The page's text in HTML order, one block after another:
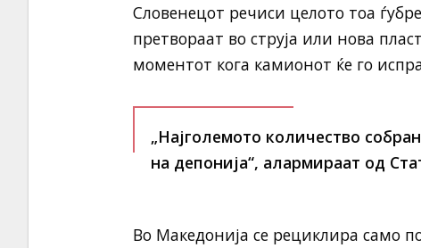
Словенецот речиси целото тоа
претвораат во струја или нова
моментот кога камионот ќе го
„Најголемото количество
на депонија“, алармираат од
Во Македонија се рециклира само